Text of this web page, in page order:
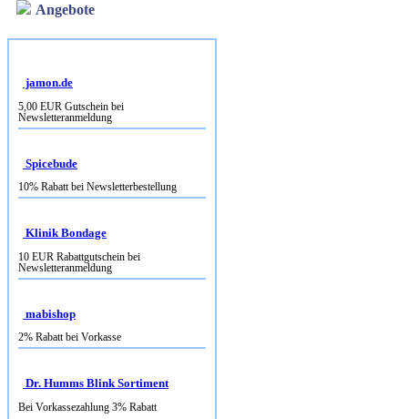
Angebote
jamon.de
5,00 EUR Gutschein bei
Newsletteranmeldung
Spicebude
10% Rabatt bei Newsletterbestellung
Klinik Bondage
10 EUR Rabattgutschein bei
Newsletteranmeldung
mabishop
2% Rabatt bei Vorkasse
Dr. Humms Blink Sortiment
Bei Vorkassezahlung 3% Rabatt